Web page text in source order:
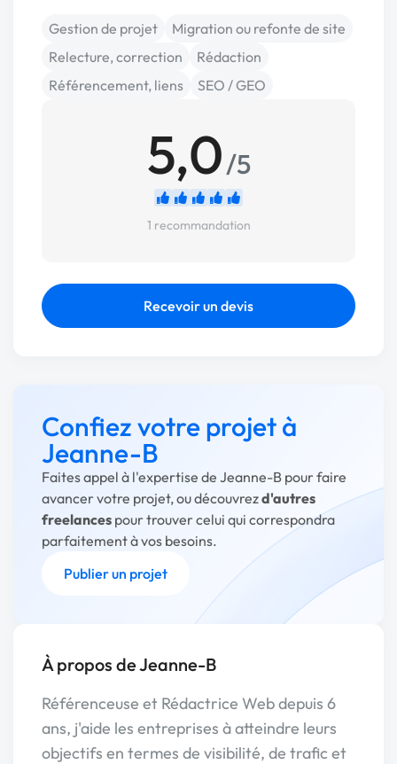
Gestion de projet
Migration ou refonte de site
Relecture, correction
Rédaction
Référencement, liens
SEO / GEO
5,0/5
1 recommandation
Recevoir un devis
Confiez votre projet à
Jeanne-B
Faites appel à l'expertise de Jeanne-B pour faire
avancer votre projet, ou découvrezd'autres
freelances pour trouver celui qui correspondra
parfaitement à vos besoins.
Publier un projet
À propos de Jeanne-B
Référenceuse et Rédactrice Web depuis 6
ans, j'aide les entreprises à atteindre leurs
objectifs en termes de visibilité, de trafic et